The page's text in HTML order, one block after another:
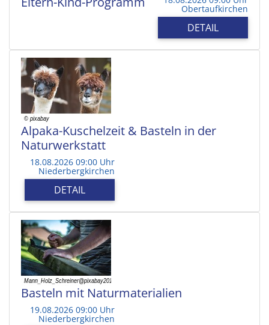
Obertaufkirchen
DETAIL
Alpaka-Kuschelzeit & Basteln in der
Naturwerkstatt
18.08.2026 09:00 Uhr
Niederbergkirchen
DETAIL
Basteln mit Naturmaterialien
19.08.2026 09:00 Uhr
Niederbergkirchen